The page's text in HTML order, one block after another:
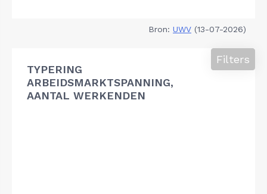
Bron: UWV (13-07-2026)
TYPERING
ARBEIDSMARKTSPANNING,
AANTAL WERKENDEN
Filters